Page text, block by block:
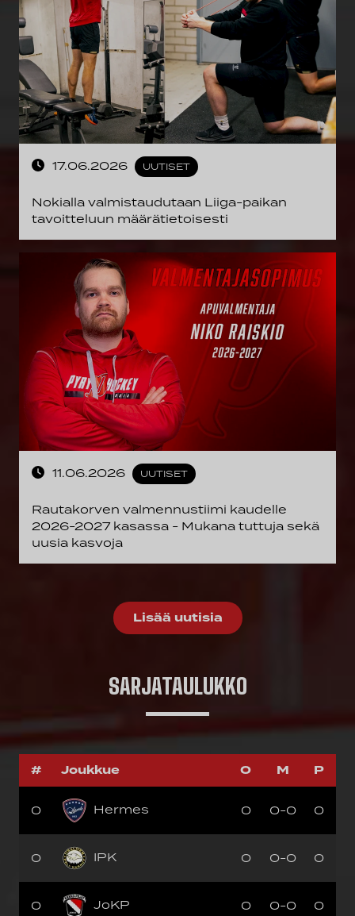
17.06.2026 UUTISET
Nokialla valmistaudutaan Liiga-paikan
tavoitteluun määrätietoisesti
11.06.2026 UUTISET
Rautakorven valmennustiimi kaudelle
2026-2027 kasassa - Mukana tuttuja sekä
uusia kasvoja
Lisää uutisia
SARJATAULUKKO
# Joukkue O M P
0 Hermes 0 0-0 0
0 IPK 0 0-0 0
0 JoKP 0 0-0 0